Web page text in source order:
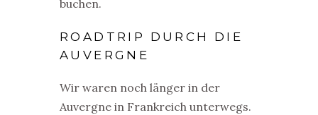
buchen.
ROADTRIP DURCH DIE
AUVERGNE
Wir waren noch länger in der
Auvergne in Frankreich unterwegs.